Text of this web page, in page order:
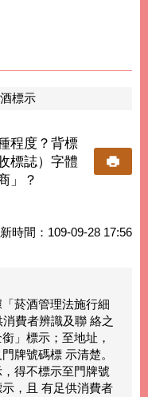
標示
程度？背標
標誌）字體
」？
時間：109-09-28 17:56
菸酒管理法施行細
費者辨識及聯 絡之
」標示；至地址，
牌號碼標 示清楚。
得不標示至門牌號
，且 有足供消費者